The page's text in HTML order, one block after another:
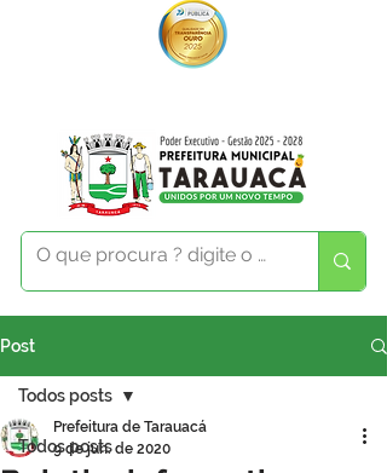
Post
Todos posts
Todos posts
Prefeitura de Tarauacá
9 de jun. de 2020